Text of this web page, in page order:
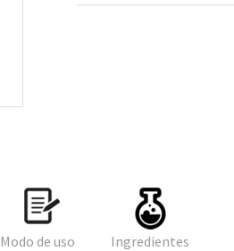
Modo de uso Ingredientes